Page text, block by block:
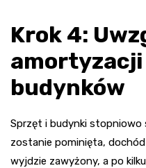
Krok 4:
amortyzacji
budynków
Sprzęt i budynki stopniowo
zostanie pominięta,
wyjdzie zawyżony, a po